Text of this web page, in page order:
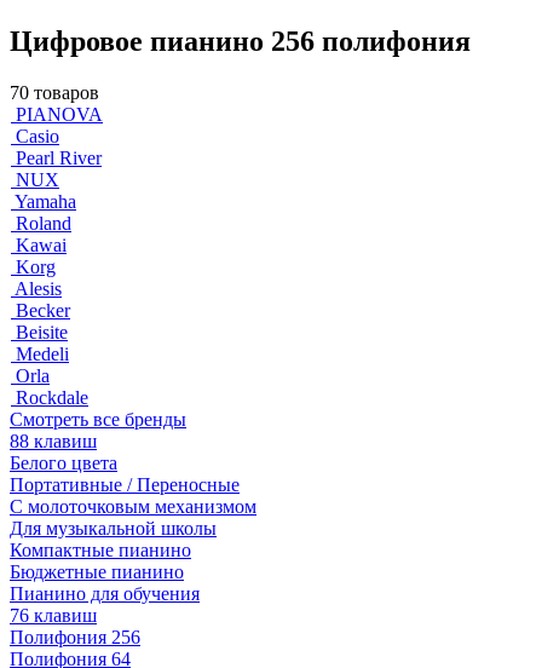
Цифровое пианино 256 полифония
70 товаров
PIANOVA
Casio
Pearl River
NUX
Yamaha
Roland
Kawai
Korg
Alesis
Becker
Beisite
Medeli
Orla
Rockdale
Смотреть все бренды
88 клавиш
Белого цвета
Портативные / Переносные
С молоточковым механизмом
Для музыкальной школы
Компактные пианино
Бюджетные пианино
Пианино для обучения
76 клавиш
Полифония 256
Полифония 64